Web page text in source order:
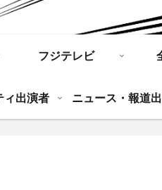
フジテレビ
ィ出演者 ニュース・報道